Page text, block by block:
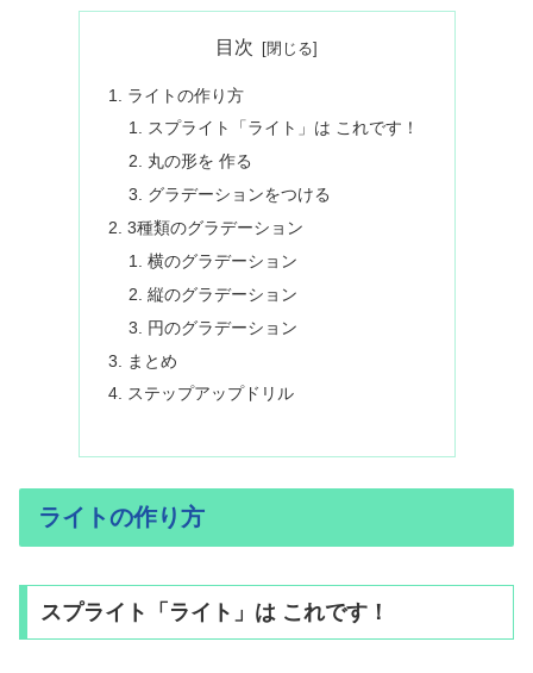
目次
ライトの作り方
スプライト「ライト」は これです！
丸の形を 作る
グラデーションをつける
3種類のグラデーション
横のグラデーション
縦のグラデーション
円のグラデーション
まとめ
ステップアップドリル
ライトの作り方
スプライト「ライト」は これです！